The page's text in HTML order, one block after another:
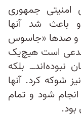
امنیتی جمهوری
باعث شد آنها
و صدها «جاسوس
مدعی است هیچ‌یک
نبوده‌اند‌ــ بلکه
شوکه کرد. آنها
شود و تمام